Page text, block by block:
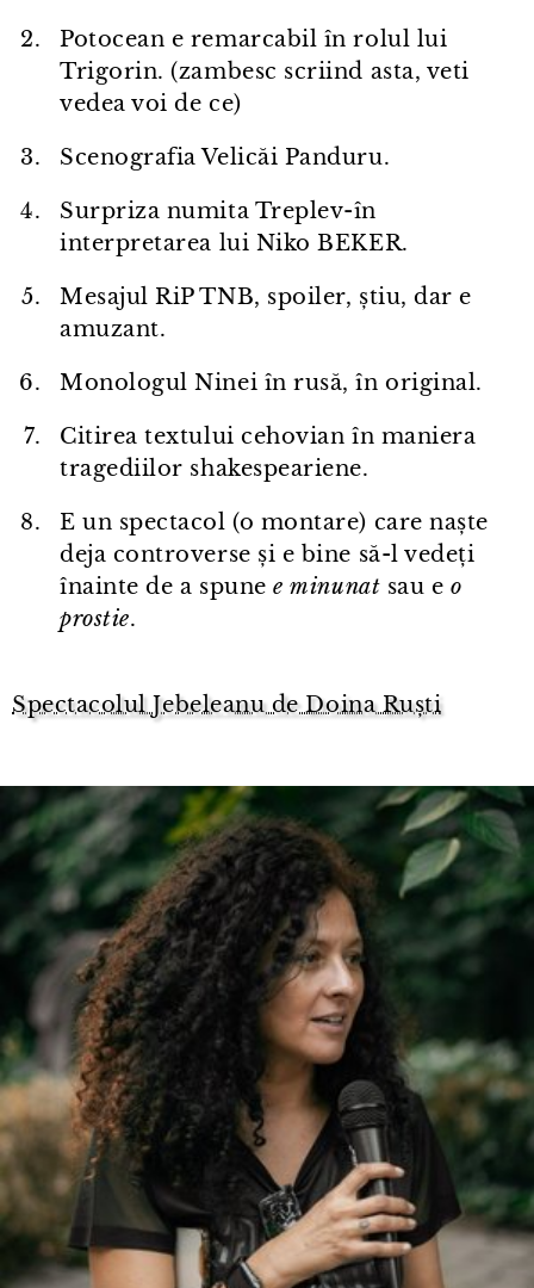
Potocean e remarcabil în rolul lui
Trigorin. (zambesc scriind asta, veti
vedea voi de ce)
Scenografia Velicăi Panduru.
Surpriza numita Treplev-în
interpretarea lui Niko BEKER.
Mesajul RiP TNB, spoiler, știu, dar e
amuzant.
Monologul Ninei în rusă, în original.
Citirea textului cehovian în maniera
tragediilor shakespeariene.
E un spectacol (o montare) care naște
deja controverse și e bine să-l vedeți
înainte de a spunee minunat sau e o
prostie.
Spectacolul Jebeleanu de Doina Ruști